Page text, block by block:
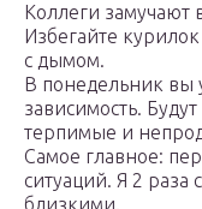
Коллеги замучают
Избегайте
с дымом.
В понедельник вы
зависимость.
терпимые и
Самое главное:
ситуаций. Я 2 раза
близкими.